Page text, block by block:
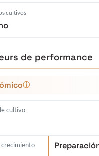
cultivos
de performance
ⓘ
cultivo
crecimiento